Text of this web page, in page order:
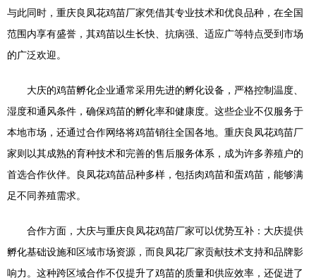
与此同时，重庆良凤花鸡苗厂家凭借其专业技术和优良品种，在全国
范围内享有盛誉，其鸡苗以生长快、抗病强、适应广等特点受到市场
的广泛欢迎。
大庆的鸡苗孵化企业通常采用先进的孵化设备，严格控制温度、
湿度和通风条件，确保鸡苗的孵化率和健康度。这些企业不仅服务于
本地市场，还通过合作网络将鸡苗销往全国各地。重庆良凤花鸡苗厂
家则以其成熟的育种技术和完善的售后服务体系，成为许多养殖户的
首选合作伙伴。良凤花鸡苗品种多样，包括肉鸡苗和蛋鸡苗，能够满
足不同养殖需求。
合作方面，大庆与重庆良凤花鸡苗厂家可以优势互补：大庆提供
孵化基础设施和区域市场资源，而良凤花厂家贡献技术支持和品牌影
响力。这种跨区域合作不仅提升了鸡苗的质量和供应效率，还促进了